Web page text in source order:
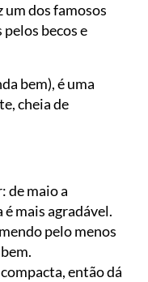
um dos famosos
becos e
bem), é uma
cheia de
de maio a
mais agradável.
pelo menos
então dá